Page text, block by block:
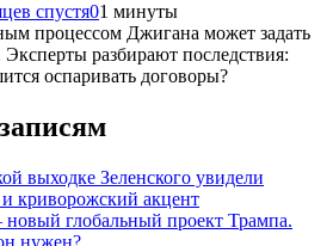
спустя01 минуты
процессом Джигана может задать
разбирают последствия:
оспаривать договоры?
выходке Зеленского увидели
и криворожский акцент
глобальный проект Трампа.